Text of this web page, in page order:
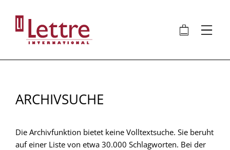
Inhalt
🛍 ⋮
ARCHIVSUCHE
Die Archivfunktion bietet keine Volltextsuche. Sie beruht
auf einer Liste von etwa 30.000 Schlagworten. Bei der